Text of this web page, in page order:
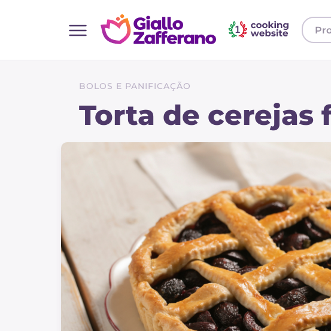
Todas as receitas
Pratos principais
Acompanhamentos
Pizzas e focaccia
Bolos e panificacao
Ultimas receitas
BOLOS E PANIFICAÇÃO
Torta de cerejas